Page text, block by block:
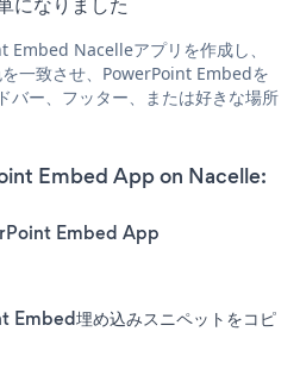
Embed Nacelleアプリを作成し、
一致させ、PowerPoint Embedを
バー、フッター、または好きな場所
Embed App on Nacelle:
Embed App
埋め込みスニペットをコピ